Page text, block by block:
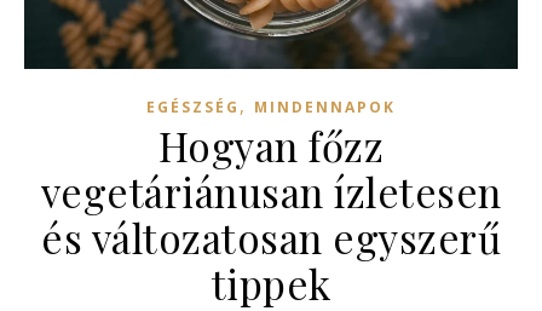
EGÉSZSÉG , MINDENNAPOK
Hogyan főzz
vegetáriánusan ízletesen
és változatosan egyszerű
tippek